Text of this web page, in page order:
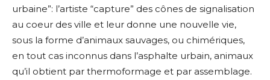
urbaine”: l’artiste “capture” des cônes de signalisation
au coeur des ville et leur donne une nouvelle vie,
sous la forme d’animaux sauvages, ou chimériques,
en tout cas inconnus dans l’asphalte urbain, animaux
qu’il obtient par thermoformage et par assemblage.